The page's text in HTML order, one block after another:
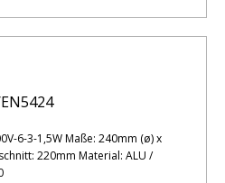
6-3-1,5W Maße: 240mm (ø) x
220mm Material: ALU /